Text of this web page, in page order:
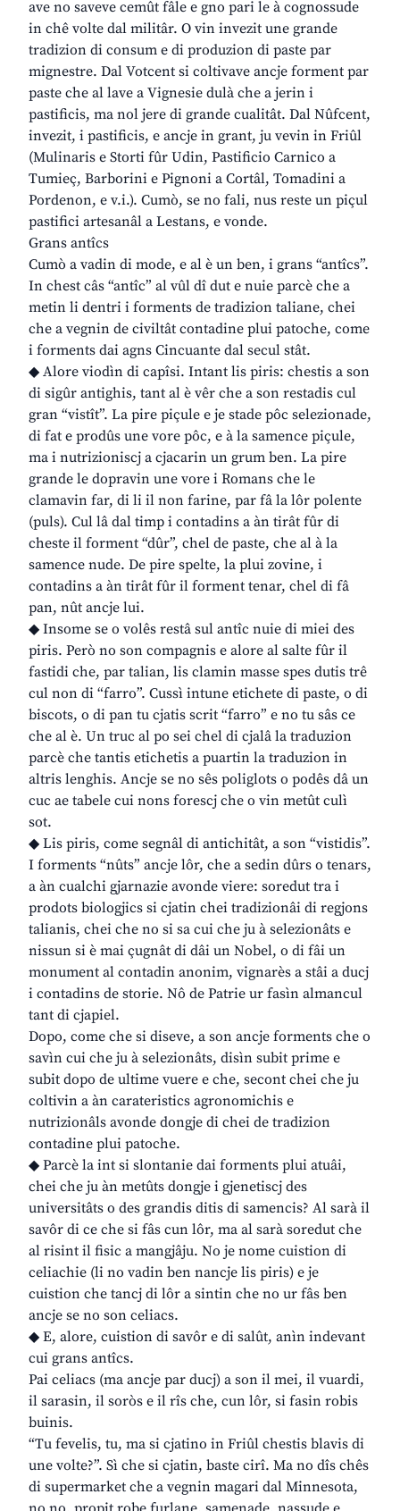
ave no saveve cemût fâle e gno pari le à cognossude
in chê volte dal militâr. O vin invezit une grande
tradizion di consum e di produzion di paste par
mignestre. Dal Votcent si coltivave ancje forment par
paste che al lave a Vignesie dulà che a jerin i
pastificis, ma nol jere di grande cualitât. Dal Nûfcent,
invezit, i pastificis, e ancje in grant, ju vevin in Friûl
(Mulinaris e Storti fûr Udin, Pastificio Carnico a
Tumieç, Barborini e Pignoni a Cortâl, Tomadini a
Pordenon, e v.i.). Cumò, se no fali, nus reste un piçul
pastifici artesanâl a Lestans, e vonde.
Grans antîcs
Cumò a vadin di mode, e al è un ben, i grans “antîcs”.
In chest câs “antîc” al vûl dî dut e nuie parcè che a
metin li dentri i forments de tradizion taliane, chei
che a vegnin de civiltât contadine plui patoche, come
i forments dai agns Cincuante dal secul stât.
◆ Alore viodìn di capîsi. Intant lis piris: chestis a son
di sigûr antighis, tant al è vêr che a son restadis cul
gran “vistît”. La pire piçule e je stade pôc selezionade,
di fat e prodûs une vore pôc, e à la samence piçule,
ma i nutrizioniscj a cjacarin un grum ben. La pire
grande le dopravin une vore i Romans che le
clamavin far, di li il non farine, par fâ la lôr polente
(puls). Cul lâ dal timp i contadins a àn tirât fûr di
cheste il forment “dûr”, chel de paste, che al à la
samence nude. De pire spelte, la plui zovine, i
contadins a àn tirât fûr il forment tenar, chel di fâ
pan, nût ancje lui.
◆ Insome se o volês restâ sul antîc nuie di miei des
piris. Però no son compagnis e alore al salte fûr il
fastidi che, par talian, lis clamin masse spes dutis trê
cul non di “farro”. Cussì intune etichete di paste, o di
biscots, o di pan tu cjatis scrit “farro” e no tu sâs ce
che al è. Un truc al po sei chel di cjalâ la traduzion
parcè che tantis etichetis a puartin la traduzion in
altris lenghis. Ancje se no sês poliglots o podês dâ un
cuc ae tabele cui nons forescj che o vin metût culì
sot.
◆ Lis piris, come segnâl di antichitât, a son “vistidis”.
I forments “nûts” ancje lôr, che a sedin dûrs o tenars,
a àn cualchi gjarnazie avonde viere: soredut tra i
prodots biologjics si cjatin chei tradizionâi di regjons
talianis, chei che no si sa cui che ju à selezionâts e
nissun si è mai çugnât di dâi un Nobel, o di fâi un
monument al contadin anonim, vignarès a stâi a ducj
i contadins de storie. Nô de Patrie ur fasìn almancul
tant di cjapiel.
Dopo, come che si diseve, a son ancje forments che o
savìn cui che ju à selezionâts, disìn subit prime e
subit dopo de ultime vuere e che, secont chei che ju
coltivin a àn carateristics agronomichis e
nutrizionâls avonde dongje di chei de tradizion
contadine plui patoche.
◆ Parcè la int si slontanie dai forments plui atuâi,
chei che ju àn metûts dongje i gjenetiscj des
universitâts o des grandis ditis di samencis? Al sarà il
savôr di ce che si fâs cun lôr, ma al sarà soredut che
al risint il fisic a mangjâju. No je nome cuistion di
celiachie (li no vadin ben nancje lis piris) e je
cuistion che tancj di lôr a sintin che no ur fâs ben
ancje se no son celiacs.
◆ E, alore, cuistion di savôr e di salût, anìn indevant
cui grans antîcs.
Pai celiacs (ma ancje par ducj) a son il mei, il vuardi,
il sarasin, il soròs e il rîs che, cun lôr, si fasin robis
buinis.
“Tu fevelis, tu, ma si cjatino in Friûl chestis blavis di
une volte?”. Sì che si cjatin, baste cirî. Ma no dîs chês
di supermarket che a vegnin magari dal Minnesota,